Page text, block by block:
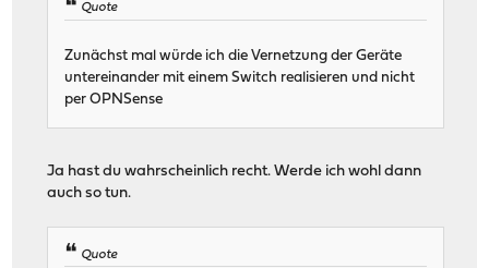
Quote
Zunächst mal würde ich die Vernetzung der Geräte
untereinander mit einem Switch realisieren und nicht
per OPNSense
Ja hast du wahrscheinlich recht. Werde ich wohl dann
auch so tun.
Quote